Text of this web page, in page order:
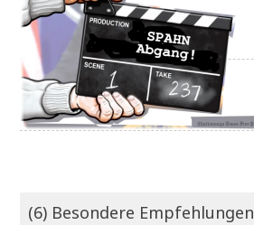
(6) Besondere Empfehlungen